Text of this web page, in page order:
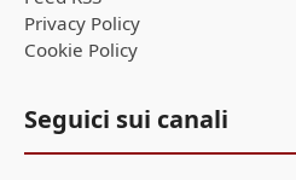
Privacy Policy
Cookie Policy
Seguici sui canali